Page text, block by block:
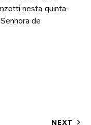
nesta quinta-
de
NEXT